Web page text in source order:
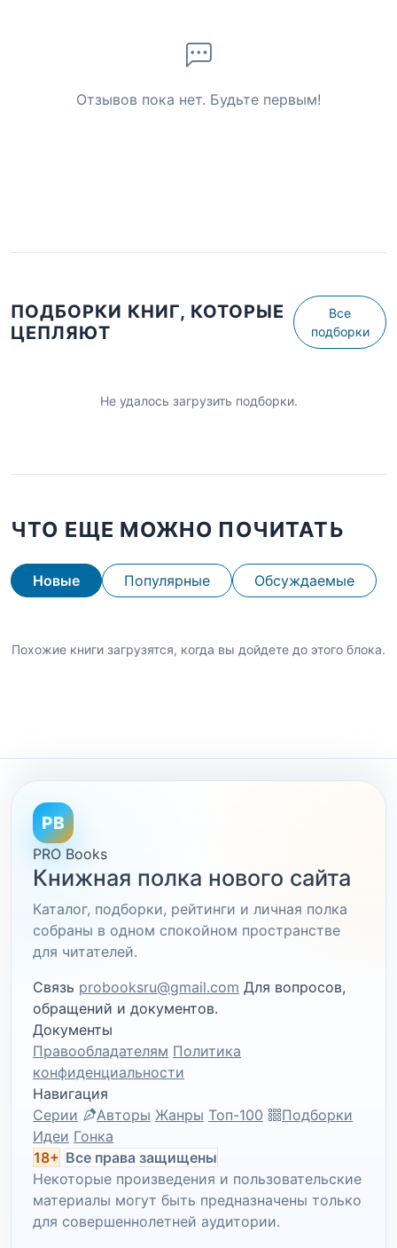
Отзывов пока нет. Будьте первым!
ПОДБОРКИ КНИГ, КОТОРЫЕ
ЦЕПЛЯЮТ
Все
подборки
Не удалось загрузить подборки.
ЧТО ЕЩЕ МОЖНО ПОЧИТАТЬ
Новые Популярные Обсуждаемые
Похожие книги загрузятся, когда вы дойдете до этого блока.
PB
PRO Books
Книжная полка нового сайта
Каталог, подборки, рейтинги и личная полка
собраны в одном спокойном пространстве
для читателей.
Связь probooksru@gmail.com Для вопросов,
обращений и документов.
Документы
Правообладателям Политика
конфиденциальности
Навигация
Серии
Авторы Жанры Топ-100
Подборки
Идеи Гонка
18+ Все права защищены
Некоторые произведения и пользовательские
материалы могут быть предназначены только
для совершеннолетней аудитории.